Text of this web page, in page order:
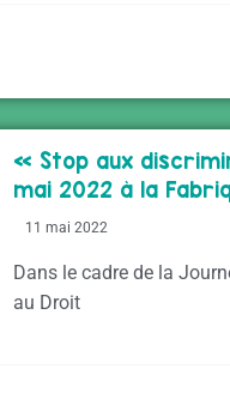
« Stop aux
mai 2022 à la
11 mai 2022
Dans le cadre de la
au Droit